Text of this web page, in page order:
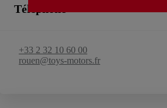
Téléphone
+33 2 32 10 60 00
rouen@toys-motors.fr